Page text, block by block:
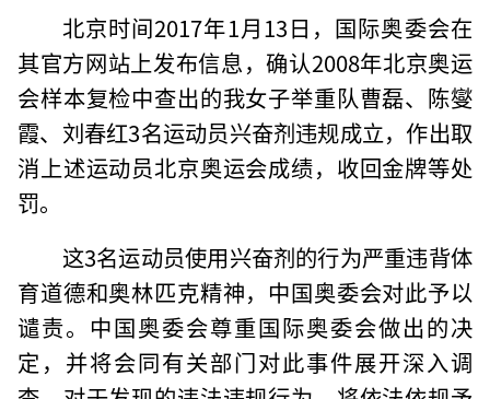
北京时间2017年1月13日，国际奥委会在
其官方网站上发布信息，确认2008年北京奥运
会样本复检中查出的我女子举重队曹磊、陈燮
霞、刘春红3名运动员兴奋剂违规成立，作出取
消上述运动员北京奥运会成绩，收回金牌等处
罚。
这3名运动员使用兴奋剂的行为严重违背体
育道德和奥林匹克精神，中国奥委会对此予以
谴责。中国奥委会尊重国际奥委会做出的决
定，并将会同有关部门对此事件展开深入调